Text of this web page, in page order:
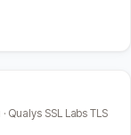
Qualys SSL Labs TLS